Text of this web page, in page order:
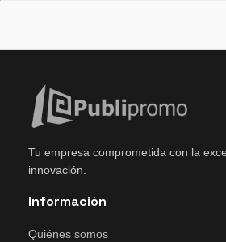
Tu empresa comprometida con la
innovación.
Información
Quiénes somos